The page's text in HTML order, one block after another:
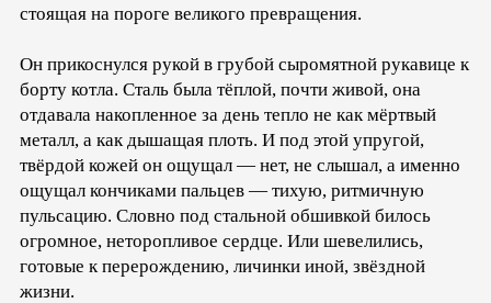
стоящая на пороге великого превращения.
Он прикоснулся рукой в грубой сыромятной рукавице к
борту котла. Сталь была тёплой, почти живой, она
отдавала накопленное за день тепло не как мёртвый
металл, а как дышащая плоть. И под этой упругой,
твёрдой кожей он ощущал — нет, не слышал, а именно
ощущал кончиками пальцев — тихую, ритмичную
пульсацию. Словно под стальной обшивкой билось
огромное, неторопливое сердце. Или шевелились,
готовые к перерождению, личинки иной, звёздной
жизни.